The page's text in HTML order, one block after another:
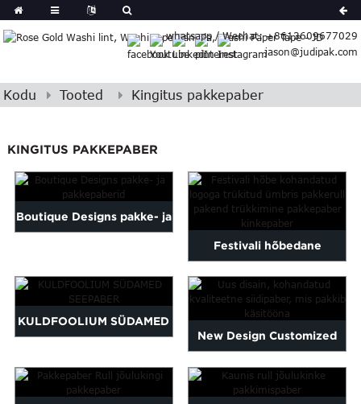
whatsapp / Wechat: +8613609677029
jason@judipak.com
German
Japanese
Indonesian
Polish
Bosnian
Corsican
Finnish
Igbo
Khmer
Maltese
Kodu Tooted Kingitus pakkepaber
KINGITUS PAKKEPABER
Boutique Designs pakke- ja
Festivali hõbedane
kohandatud logoga
trükitud ümbris pa...
KULDFOOLIUM SÜDAMED
New Design Customized
High Quality Tissue Paper...